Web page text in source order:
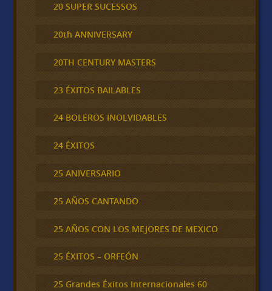
20 SUPER SUCESSOS
20th ANNIVERSARY
20TH CENTURY MASTERS
23 ÉXITOS BAILABLES
24 BOLEROS INOLVIDABLES
24 ÉXITOS
25 ANIVERSARIO
25 AÑOS CANTANDO
25 AÑOS CON LOS MEJORES DE MEXICO
25 ÉXITOS – ORFEÓN
25 Grandes Éxitos Internacionales 60